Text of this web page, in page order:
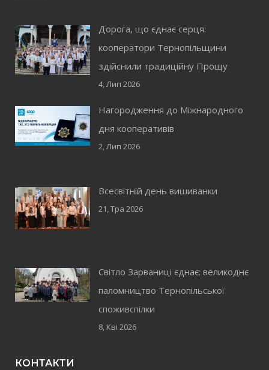
Дорога, що єднає серця:
кооператори Тернопільщини
здійснили традиційну Прощу
4, Лип 2026
Нагородження до Міжнародного
дня кооперативів
2, Лип 2026
Всесвітній день вишиванки
21, Тра 2026
Світло Зарваниці єднає: великоднє
паломництво Тернопільської
споживспілки
8, Кві 2026
КОНТАКТИ